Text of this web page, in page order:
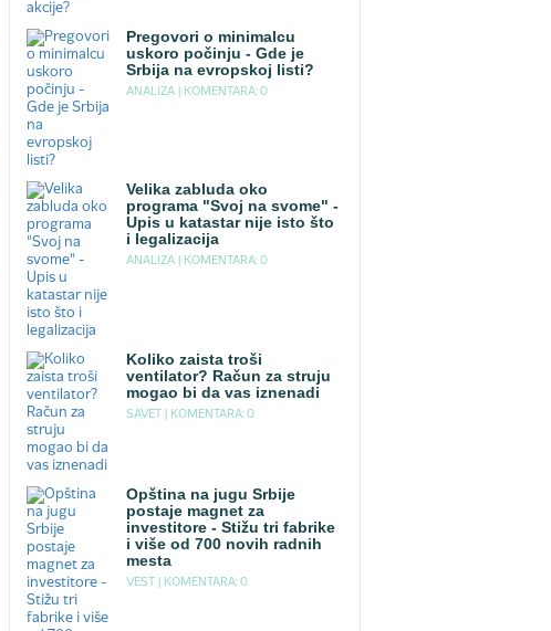
Pregovori o minimalcu
uskoro počinju - Gde je
Srbija na evropskoj listi?
ANALIZA | KOMENTARA: 0
Velika zabluda oko
programa "Svoj na svome" -
Upis u katastar nije isto što
i legalizacija
ANALIZA | KOMENTARA: 0
Koliko zaista troši
ventilator? Račun za struju
mogao bi da vas iznenadi
SAVET | KOMENTARA: 0
Opština na jugu Srbije
postaje magnet za
investitore - Stižu tri fabrike
i više od 700 novih radnih
mesta
VEST | KOMENTARA: 0